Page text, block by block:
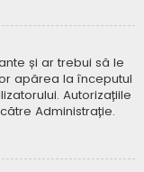
și ar trebui să le
apărea la începutul
Autorizațiile
Administrație.